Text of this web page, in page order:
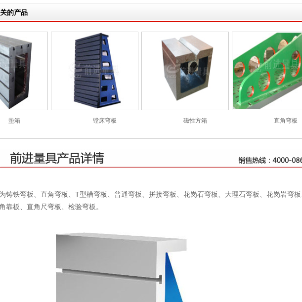
的产品
垫箱 镗床弯板 磁性方箱 直角弯板
铁弯板、直角弯板、T型槽弯板、普通弯板、拼接弯板、花岗石弯板、大理石弯板、花岗岩弯
靠板、直角尺弯板、检验弯板。